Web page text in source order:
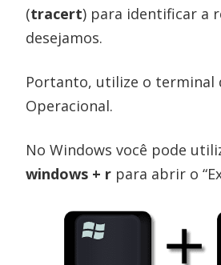
(tracert) para identificar a
desejamos.
Portanto, utilize o terminal
Operacional.
No Windows você pode
windows + r para abrir o